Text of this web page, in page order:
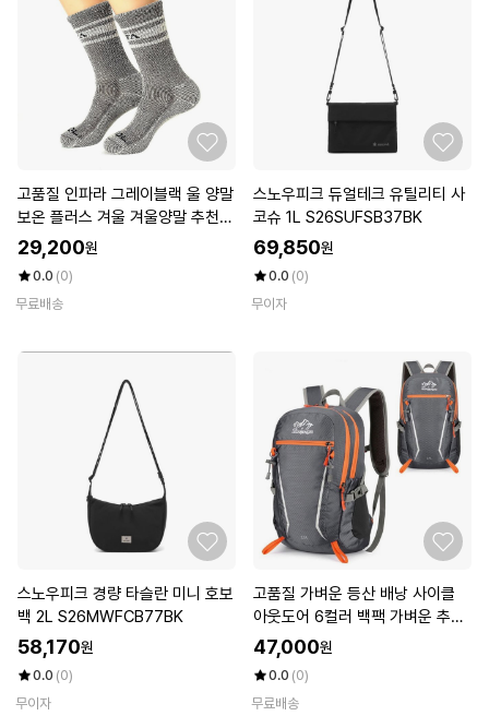
고품질 인파라 그레이블랙 울 양말
보온 플러스 겨울 겨울양말 추천
(WFKEOVR)
29,200원
0.0 (0)
무료배송
스노우피크 듀얼테크 유틸리티 사
코슈 1L S26SUFSB37BK
69,850원
0.0 (0)
무이자
스노우피크 경량 타슬란 미니 호보
백 2L S26MWFCB77BK
58,170원
0.0 (0)
무이자
고품질 가벼운 등산 배낭 사이클
아웃도어 6컬러 백팩 가벼운 추천
(WFKEOVA)
47,000원
0.0 (0)
무료배송